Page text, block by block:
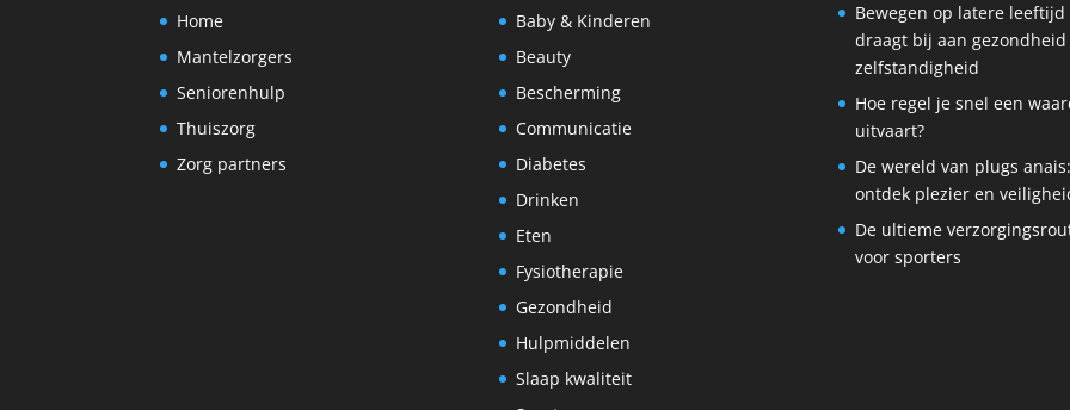
Home
Mantelzorgers
Seniorenhulp
Thuiszorg
Zorg partners
Baby & Kinderen
Beauty
Bescherming
Communicatie
Diabetes
Drinken
Eten
Fysiotherapie
Gezondheid
Hulpmiddelen
Slaap kwaliteit
Bewegen op latere leeftijd
draagt bij aan gezondheid
zelfstandigheid
Hoe regel je snel een
uitvaart?
De wereld van plugs anais:
ontdek plezier en
De ultieme
voor sporters